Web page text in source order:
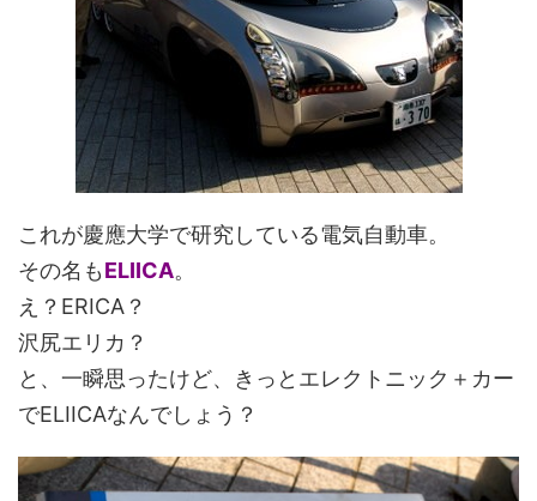
これが慶應大学で研究している電気自動車。
その名もELIICA。
え？ERICA？
沢尻エリカ？
と、一瞬思ったけど、きっとエレクトニック＋カー
でELIICAなんでしょう？